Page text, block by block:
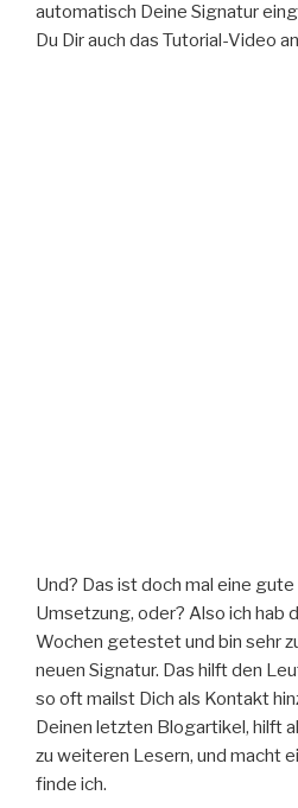
automatisch Deine Signatur
Du Dir auch das Tutorial-Video
Und? Das ist doch mal eine
Umsetzung, oder? Also ich hab
Wochen getestet und bin sehr
neuen Signatur. Das hilft den
so oft mailst Dich als Kontakt
Deinen letzten Blogartikel, hilft
zu weiteren Lesern, und macht
finde ich.